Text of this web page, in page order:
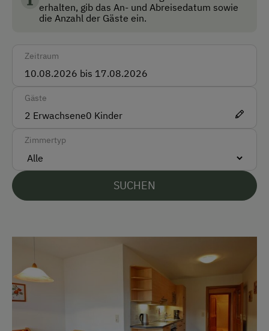
Taxi
Zug
Akzeptierte Zahlungsmittel
Überweisung / SEPA
Vor Ort gesprochene Sprachen
Deutsch
Kostenlose Parkplätze
Am Betrieb
Hofeigene Produkte
Lebensmittelqualität.
erhalten, gib das An- und Abreisedatum sowie
die Anzahl der Gäste ein.
Zeitraum
Gäste
2 Erwachsene0 Kinder
Zimmertyp
SUCHEN